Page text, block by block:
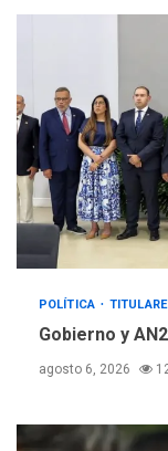
POLÍTICA
Gobierno y
agosto 6, 2026